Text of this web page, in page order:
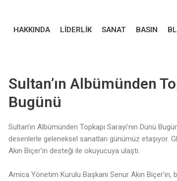
HAKKINDA LIDERLIK SANAT BASIN
Sultan’ın Albümünden
Bugünü
Sultan’ın Albümünden Topkapı Sarayı’nın Dünü
desenlerle geleneksel sanatları günümüz etaşıyor.
Akın Biçer’in desteği ile okuyucuya ulaştı.
Arnica Yönetim Kurulu Başkanı Senur Akın